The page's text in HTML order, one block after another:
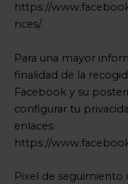
https://
nces/.
Para una mayor
finalidad de la
Facebook y su
configurar tu
enlaces:
https://
Pixel de seguimiento